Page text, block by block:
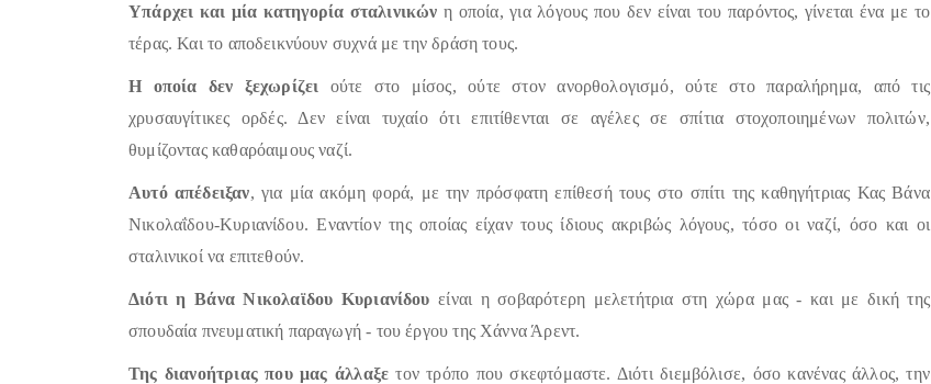
Υπάρχει και μία κατηγορία σταλινικών η οποία, για λόγους που δεν είναι του παρόντος, γίνεται ένα με το
τέρας. Και το αποδεικνύουν συχνά με την δράση τους.
Η οποία δεν ξεχωρίζει ούτε στο μίσος, ούτε στον ανορθολογισμό, ούτε στο παραλήρημα, από τις
χρυσαυγίτικες ορδές. Δεν είναι τυχαίο ότι επιτίθενται σε αγέλες σε σπίτια στοχοποιημένων πολιτών,
θυμίζοντας καθαρόαιμους ναζί.
Αυτό απέδειξαν, για μία ακόμη φορά, με την πρόσφατη επίθεσή τους στο σπίτι της καθηγήτριας Κας Βάνα
Νικολαΐδου-Κυριανίδου. Εναντίον της οποίας είχαν τους ίδιους ακριβώς λόγους, τόσο οι ναζί, όσο και οι
σταλινικοί να επιτεθούν.
Διότι η Βάνα Νικολαϊδου Κυριανίδου είναι η σοβαρότερη μελετήτρια στη χώρα μας - και με δική της
σπουδαία πνευματική παραγωγή - του έργου της Χάννα Άρεντ.
Της διανοήτριας που μας άλλαξε τον τρόπο που σκεφτόμαστε. Διότι διεμβόλισε, όσο κανένας άλλος, την